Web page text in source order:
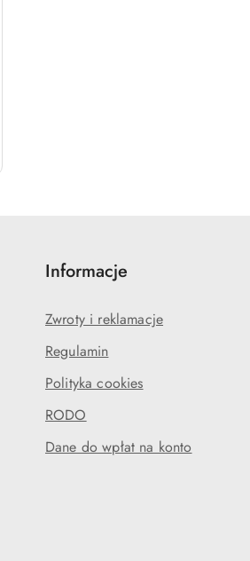
Informacje
Zwroty i reklamacje
Regulamin
Polityka cookies
RODO
Dane do wpłat na konto